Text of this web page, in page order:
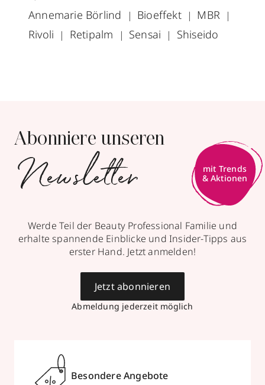
Annemarie Börlind
Bioeffekt
MBR
Rivoli
Retipalm Sensai Shiseido
Abonniere unseren
Newsletter
mit Trends
& Aktionen
Werde Teil der Beauty Professional Familie und
erhalte spannende Einblicke und Insider-Tipps aus
erster Hand. Jetzt anmelden!
Abmeldung jederzeit möglich
Jetzt abonnieren
Besondere Angebote